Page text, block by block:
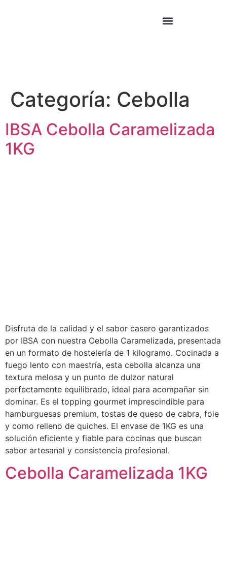
Categoría: Cebolla
IBSA Cebolla Caramelizada
1KG
Disfruta de la calidad y el sabor casero garantizados
por IBSA con nuestra Cebolla Caramelizada, presentada
en un formato de hostelería de 1 kilogramo. Cocinada a
fuego lento con maestría, esta cebolla alcanza una
textura melosa y un punto de dulzor natural
perfectamente equilibrado, ideal para acompañar sin
dominar. Es el topping gourmet imprescindible para
hamburguesas premium, tostas de queso de cabra, foie
y como relleno de quiches. El envase de 1KG es una
solución eficiente y fiable para cocinas que buscan
sabor artesanal y consistencia profesional.
Cebolla Caramelizada 1KG